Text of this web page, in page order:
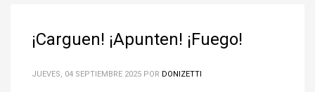
¡Carguen! ¡Apunten! ¡Fuego!
JUEVES, 04 SEPTIEMBRE 2025 POR DONIZETTI